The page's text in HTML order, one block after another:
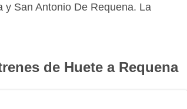
San Antonio De Requena. La
de Huete a Requena